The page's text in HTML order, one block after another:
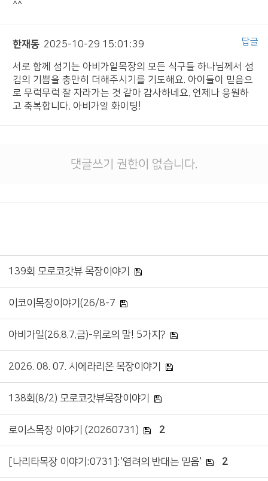
^^
한재동 2025-10-29 15:01:39
서로 함께 섬기는 아비가일목장의 모든 식구들 하나님께서 섬
김의 기쁨을 충만히 더해주시기를 기도해요. 아이들이 믿음으
로 무럭무럭 잘 자라가는 것 같아 감사하네요. 언제나 응원하
고 축복합니다. 아비가일 화이팅!
답글
댓글쓰기 권한이 없습니다.
139회 모로코갓뷰 목장이야기
이코이목장이야기(26/8-7
아비가일(26.8.7.금)-위로의 말! 5가지?
2026. 08. 07. 시에라리온 목장이야기
138회(8/2) 모로코갓뷰목장이야기
로이스목장 이야기 (20260731) 2
[나리타목장 이야기:0731]:'염려의 반대는 믿음' 2